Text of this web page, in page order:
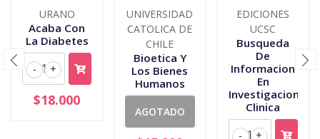
URANO
Acaba Con
La Diabetes
+
-
$18.000
UNIVERSIDAD
CATOLICA DE
CHILE
Bioetica Y
Los Bienes
Humanos
AGOTADO
EDICIONES
UCSC
Busqueda
De
Informacion
En
Investigacion
Clinica
+
-